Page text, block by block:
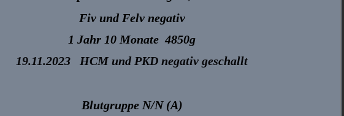
Fiv und Felv negativ
1 Jahr 10 Monate 4850g
19.11.2023 HCM und PKD negativ geschallt
Blutgruppe N/N (A)